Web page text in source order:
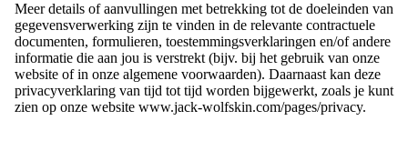
Meer details of aanvullingen met betrekking tot de doeleinden van
gegevensverwerking zijn te vinden in de relevante contractuele
documenten, formulieren, toestemmingsverklaringen en/of andere
informatie die aan jou is verstrekt (bijv. bij het gebruik van onze
website of in onze algemene voorwaarden). Daarnaast kan deze
privacyverklaring van tijd tot tijd worden bijgewerkt, zoals je kunt
zien op onze website www.jack-wolfskin.com/pages/privacy.